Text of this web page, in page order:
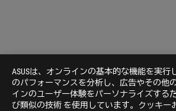
ASUSは、オンラインの基本的な機能を実行
のパフォーマンスを分析し、広告やその他
インのユーザー体験をパーソナライズする
び類似の技術 を使用しています。クッキー